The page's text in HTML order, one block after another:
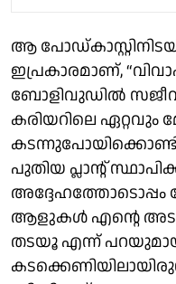
ആ
ഇപ്രകാരമാണ്,
ബോളിവുഡിൽ
കരിയറിലെ
പുതിയ പ്ലാന്റ്
അദ്ദേഹത്തോടൊപ്പം
ആളുകൾ എന്റെ
തടയൂ എന്ന്